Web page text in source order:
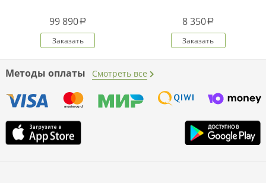
99 890a
Заказать
8 350a
Заказать
Методы оплаты Смотреть все